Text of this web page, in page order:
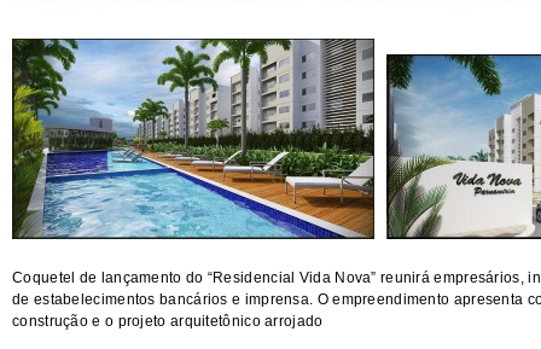
Coquetel de lançamento do “Residencial Vida Nova” reunirá empresários,
de estabelecimentos bancários e imprensa. O empreendimento apresenta
construção e o projeto arquitetônico arrojado